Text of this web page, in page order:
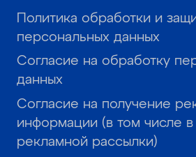
Политика обработки и
персональных данных
Согласие на обработку
данных
Согласие на получение
информации (в том числе
рекламной рассылки)